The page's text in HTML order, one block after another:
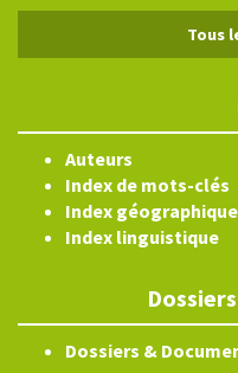
Tous
Auteurs
Index de mots-clés
Index géographique
Index linguistique
Dossiers &